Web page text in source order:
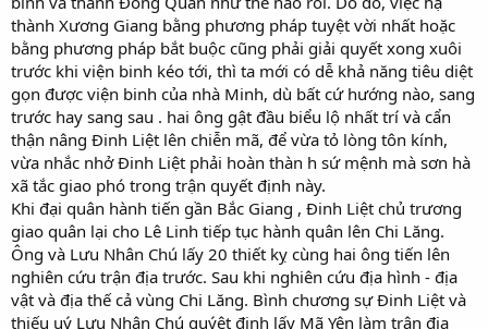
thành Xương Giang bằng phương pháp tuyệt vời nhất hoặc
bằng phương pháp bắt buộc cũng phải giải quyết xong xuôi
trước khi viện binh kéo tới, thì ta mới có dễ khả năng tiêu diệt
gọn được viện binh của nhà Minh, dù bất cứ hướng nào, sang
trước hay sang sau . hai ông gật đầu biểu lộ nhất trí và cẩn
thận nâng Đinh Liệt lên chiễn mã, để vừa tỏ lòng tôn kính,
vừa nhắc nhở Đinh Liệt phải hoàn thàn h sứ mệnh mà sơn hà
xã tắc giao phó trong trận quyết định này.
Khi đại quân hành tiến gần Bắc Giang , Đinh Liệt chủ trương
giao quân lại cho Lê Linh tiếp tục hành quân lên Chi Lăng.
Ông và Lưu Nhân Chú lấy 20 thiết kỵ cùng hai ông tiến lên
nghiên cứu trận địa trước. Sau khi nghiên cứu địa hình - địa
vật và địa thế cả vùng Chi Lăng. Bình chương sự Đinh Liệt và
thiếu uý Lưu Nhân Chú quýêt định lấy Mã Yên làm trận địa